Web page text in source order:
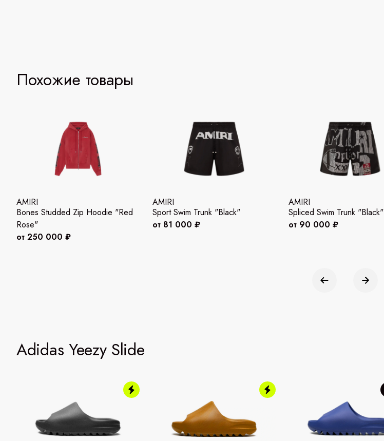
Похожие товары
AMIRI
Bones Studded Zip Hoodie "Red
Rose"
от 250 000 ₽
AMIRI
Sport Swim Trunk "Black"
от 81 000 ₽
AMIRI
Spliced Swim Trunk "Black"
от 90 000 ₽
Adidas Yeezy Slide